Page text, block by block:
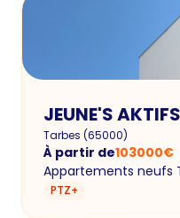
JEUNE'S
Tarbes (65000)
À partir de103000€
Appartements neufs
PTZ+